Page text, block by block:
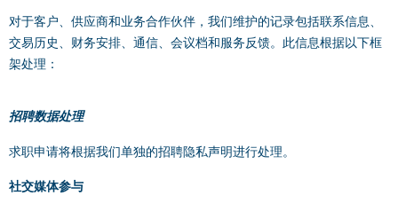
对于客户、供应商和业务合作伙伴，我们维护的记录包括联系信息、
交易历史、财务安排、通信、会议档和服务反馈。此信息根据以下框
架处理：
招聘数据处理
求职申请将根据我们单独的招聘隐私声明进行处理。
社交媒体参与